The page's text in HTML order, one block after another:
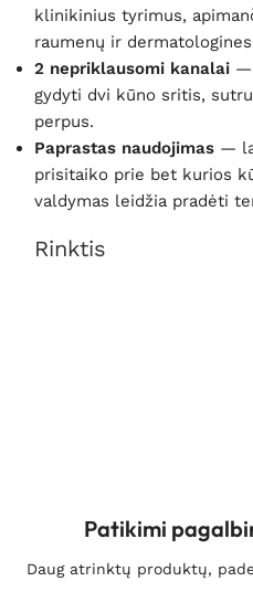
klinikinius tyrimus,
raumenų ir
2 nepriklausomi kanalai —
gydyti dvi kūno sritis,
perpus.
Paprastas naudojimas —
prisitaiko prie bet kurios
valdymas leidžia pradėti
Rinktis
Patikimi
Daug atrinktų produktų,